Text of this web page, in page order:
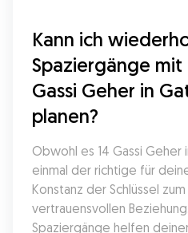
Kann ich
Spaziergänge
Gassi Geher in
planen?
Obwohl es 14 Gassi Geher
einmal der richtige für
Konstanz der Schlüssel
vertrauensvollen
Spaziergänge helfen